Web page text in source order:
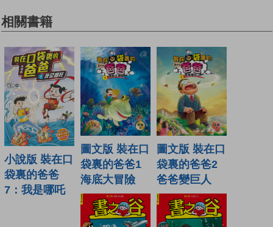
相關書籍
小說版 裝在口
袋裏的爸爸
7：我是哪吒
圖文版 裝在口
袋裏的爸爸1
海底大冒險
圖文版 裝在口
袋裏的爸爸2
爸爸變巨人